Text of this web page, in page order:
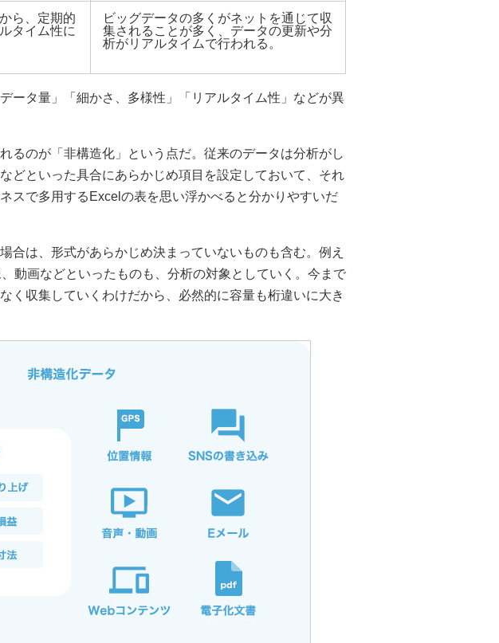
ら、定期的
タイム性に
ビッグデータの多くがネットを通じて収
集されることが多く、データの更新や分
析がリアルタイムで行われる。
ータ量」「細かさ、多様性」「リアルタイム性」などが異
るのが「非構造化」という点だ。従来のデータは分析がし
どといった具合にあらかじめ項目を設定しておいて、それ
スで多用するExcelの表を思い浮かべると分かりやすいだ
合は、形式があらかじめ決まっていないものも含む。例え
動画などといったものも、分析の対象としていく。今まで
く収集していくわけだから、必然的に容量も桁違いに大き